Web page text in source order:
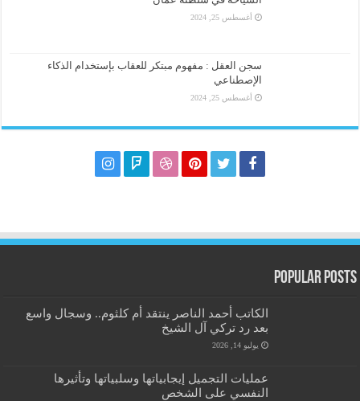
أغسطس 25, 2024
سجن العقل : مفهوم مبتكر للعقاب بإستخدام الذكاء
الإصطناعي
أغسطس 25, 2024
Popular Posts
الكاتب أحمد الناصر ينتقد أم كلثوم.. وسجال واسع
بعد رد تركي آل الشيخ
يوليو 14, 2026
عمليات التجميل إيجابياتها وسلبياتها وتأثيرها
النفسي على الشخص